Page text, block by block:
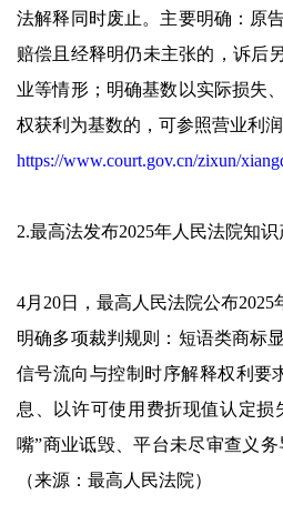
法解释同时废止。主要明确：原
赔偿且经释明仍未主张的，诉后
业等情形；明确基数以实际损失
权获利为基数的，可参照营业利
https://www.court.gov.cn/zixun/
2.最高法发布2025年人民法院知
4月20日，最高人民法院公布
明确多项裁判规则：短语类商标
信号流向与控制时序解释权利要
息、以许可使用费折现值认定
嘴”商业诋毁、平台未尽审查义
（来源：最高人民法院）